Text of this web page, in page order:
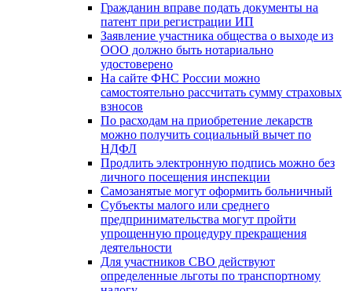
Гражданин вправе подать документы на
патент при регистрации ИП
Заявление участника общества о выходе из
ООО должно быть нотариально
удостоверено
На сайте ФНС России можно
самостоятельно рассчитать сумму страховых
взносов
По расходам на приобретение лекарств
можно получить социальный вычет по
НДФЛ
Продлить электронную подпись можно без
личного посещения инспекции
Самозанятые могут оформить больничный
Субъекты малого или среднего
предпринимательства могут пройти
упрощенную процедуру прекращения
деятельности
Для участников СВО действуют
определенные льготы по транспортному